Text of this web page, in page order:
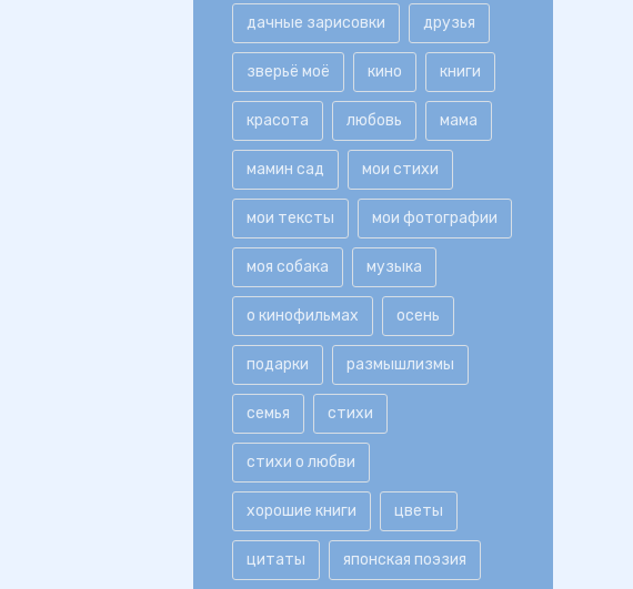
дачные зарисовки друзья
зверьё моё кино книги
красота любовь мама
мамин сад мои стихи
мои тексты мои фотографии
моя собака музыка
о кинофильмах осень
подарки размышлизмы
семья стихи
стихи о любви
хорошие книги цветы
цитаты японская поэзия